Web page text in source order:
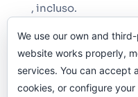
, incluso.
Y si una persona
le quiten el
We use our own and
website works properly,
services. You can accept
cookies, or configure